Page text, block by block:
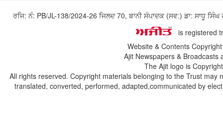
ਰਜਿ: ਨੰ: PB/JL-138/2024-26 ਜਿਲਦ 70, ਬਾਨੀ ਸੰਪਾਦਕ (ਸਵ:) ਡਾ: ਸਾਧੂ
is registered
Website & Contents
Ajit Newspapers &
The Ajit logo is
All rights reserved. Copyright materials belonging to the Trust
translated, converted, performed, adapted,communicated by